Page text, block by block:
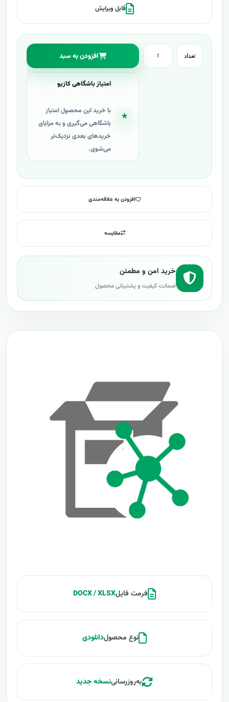
قابل ویرایش
تعداد افزودن به سبد
★
امتیاز باشگاهی کازیو
با خرید این محصول امتیاز
باشگاهی می‌گیری و به مزایای
خریدهای بعدی نزدیک‌تر
می‌شوی.
افزودن به علاقه‌مندی
مقایسه
خرید امن و مطمئن
ضمانت کیفیت و پشتیبانی محصول
فرمت فایلDOCX / XLSX
نوع محصولدانلودی
به‌روزرسانینسخه جدید